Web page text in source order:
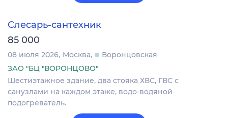
Слесарь-сантехник
85 000
08 июля 2026 Москва
Воронцовская
ЗАО "БЦ "ВОРОНЦОВО"
Шестиэтажное здание, два стояка ХВС, ГВС с
санузлами на каждом этаже, водо-водяной
подогреватель.